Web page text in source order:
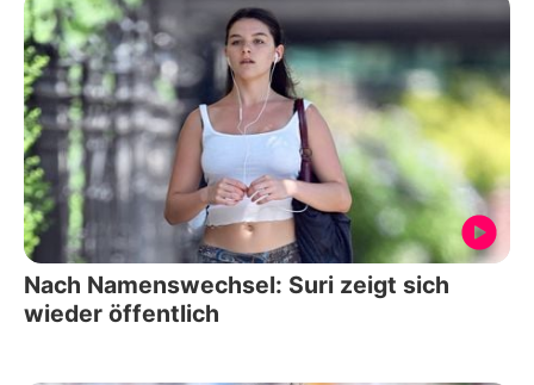
Nach Namenswechsel: Suri zeigt sich
wieder öffentlich